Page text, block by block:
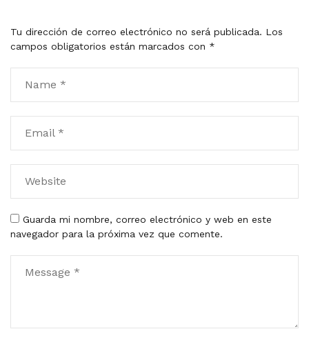
Tu dirección de correo electrónico no será publicada. Los
campos obligatorios están marcados con *
Guarda mi nombre, correo electrónico y web en este
navegador para la próxima vez que comente.